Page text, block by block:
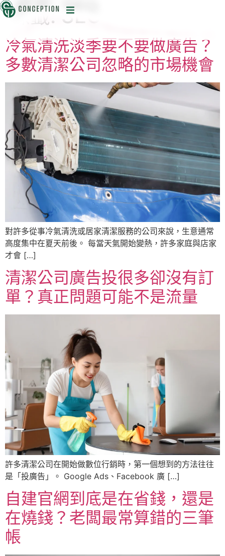
標籤:SEO
冷氣清洗淡季要不要做廣告？
多數清潔公司忽略的市場機會
對許多從事冷氣清洗或居家清潔服務的公司來說，生意通常
高度集中在夏天前後。 每當天氣開始變熱，許多家庭與店家
才會 […]
清潔公司廣告投很多卻沒有訂
單？真正問題可能不是流量
許多清潔公司在開始做數位行銷時，第一個想到的方法往往
是「投廣告」。 Google Ads、Facebook 廣 […]
自建官網到底是在省錢，還是
在燒錢？老闆最常算錯的三筆
帳